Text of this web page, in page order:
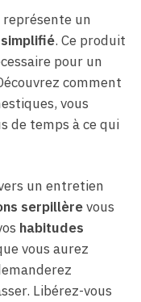
représente un
. Ce produit
pour un
comment
vous
de temps à ce qui
un entretien
serpillèrevous
habitudes
vous aurez
Libérez-vous